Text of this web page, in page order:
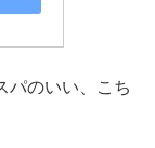
パのいい、こち